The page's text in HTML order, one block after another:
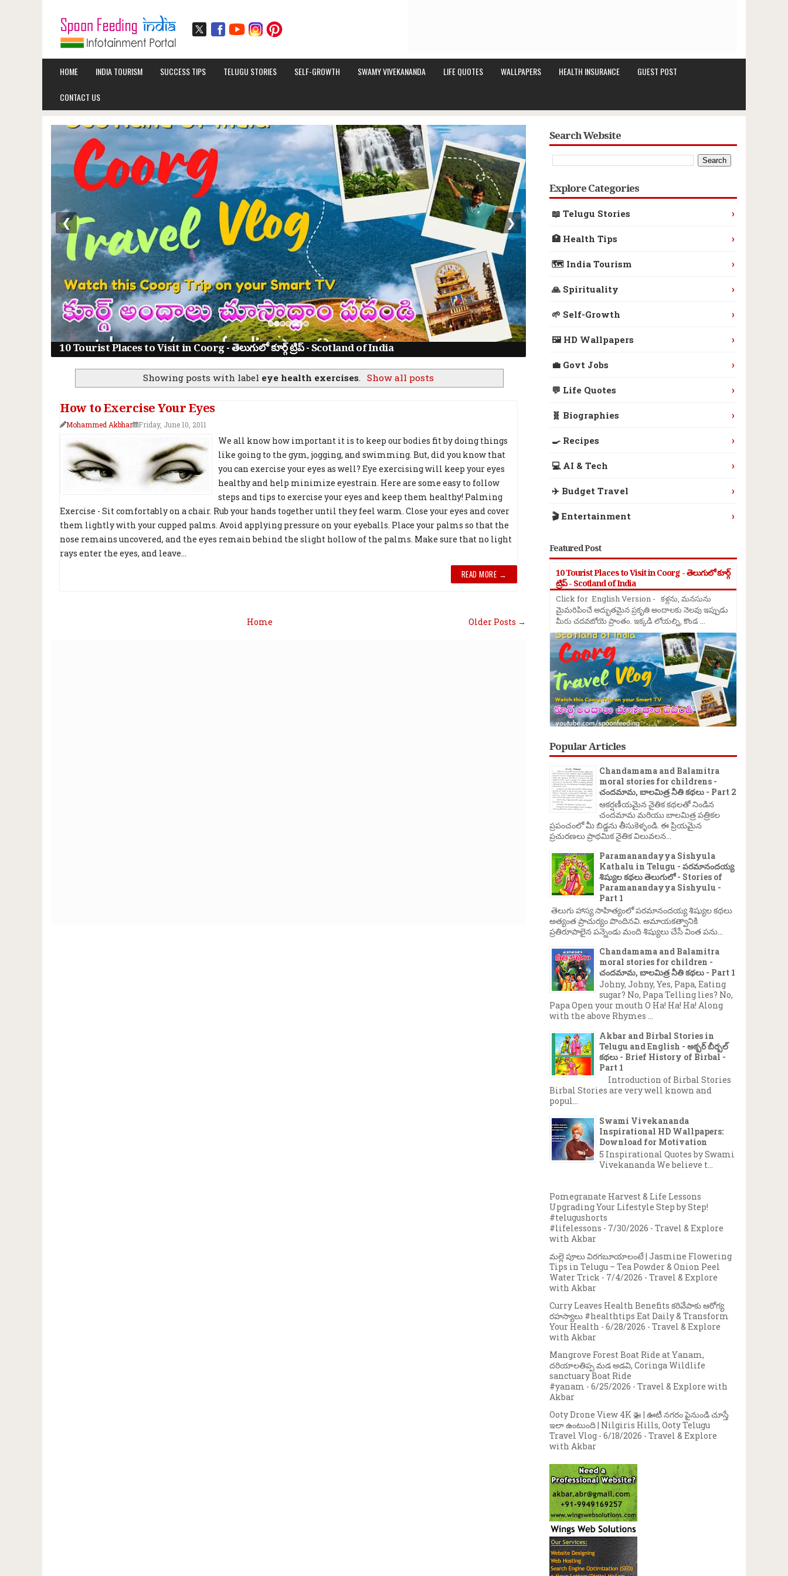
HOME INDIA TOURISM SUCCESS TIPS TELUGU STORIES SELF-GROWTH SWAMY VIVEKANANDA LIFE QUOTES WALLPAPERS HEALTH INSURANCE GUEST POST
CONTACT US
10 Tourist Places to Visit in Coorg - తెలుగులో కూర్గ్ ట్రిప్ - Scotland of India
❮ ❯
Showing posts with label eye health exercises. Show all posts
How to Exercise Your Eyes
Mohammed Akbhar Friday, June 10, 2011
We all know how important it is to keep our bodies fit by doing things
like going to the gym, jogging, and swimming. But, did you know that
you can exercise your eyes as well? Eye exercising will keep your eyes
healthy and help minimize eyestrain. Here are some easy to follow
steps and tips to exercise your eyes and keep them healthy! Palming
Exercise - Sit comfortably on a chair. Rub your hands together until they feel warm. Close your eyes and cover
them lightly with your cupped palms. Avoid applying pressure on your eyeballs. Place your palms so that the
nose remains uncovered, and the eyes remain behind the slight hollow of the palms. Make sure that no light
rays enter the eyes, and leave...
READ MORE →
Older Posts →
Home
Search Website
Explore Categories
📖 Telugu Stories ›
🏥 Health Tips ›
🗺️ India Tourism ›
🙏 Spirituality ›
🌱 Self-Growth ›
🖼️ HD Wallpapers ›
💼 Govt Jobs ›
💬 Life Quotes ›
🧬 Biographies ›
🍳 Recipes ›
💻 AI & Tech ›
✈️ Budget Travel ›
🎬 Entertainment ›
Featured Post
10 Tourist Places to Visit in Coorg - తెలుగులో కూర్గ్
ట్రిప్ - Scotland of India
Click for English Version - కళ్లను, మనసును
మైమరిపించే అద్భుతమైన ప్రకృతి అందాలకు నెలవు ఇప్పుడు
మీరు చదవబోయె ప్రాంతం. ఇక్కడి లోయల్ని, కొండ ...
Popular Articles
Chandamama and Balamitra
moral stories for childrens -
చందమామ, బాలమిత్ర నీతి కథలు - Part 2
ఆకర్షణీయమైన నైతిక కథలతో నిండిన
చందమామ మరియు బాలమిత్ర పత్రికల
ప్రపంచంలో మీ బిడ్డను తీసుకెళ్ళండి. ఈ ప్రియమైన
ప్రచురణలు ప్రాథమిక నైతిక విలువలన...
Paramanandayya Sishyula
Kathalu in Telugu - పరమానందయ్య
శిష్యుల కథలు తెలుగులో - Stories of
Paramanandayya Sishyulu -
Part 1
తెలుగు హాస్య సాహిత్యంలో పరమానందయ్య శిష్యుల కథలు
అత్యంత ప్రాచుర్యం పొందినవి. అమాయకత్వానికి
ప్రతిరూపాలైన పన్నెండు మంది శిష్యులు చేసే వింత పను...
Chandamama and Balamitra
moral stories for children -
చందమామ, బాలమిత్ర నీతి కథలు - Part 1
Johny, Johny, Yes, Papa, Eating
sugar? No, Papa Telling lies? No,
Papa Open your mouth O Ha! Ha! Ha! Along
with the above Rhymes ...
Akbar and Birbal Stories in
Telugu and English - అక్బర్ బీర్బల్
కథలు - Brief History of Birbal -
Part 1
Introduction of Birbal Stories
Birbal Stories are very well known and
popul...
Swami Vivekananda
Inspirational HD Wallpapers:
Download for Motivation
5 Inspirational Quotes by Swami
Vivekananda We believe t...
Pomegranate Harvest & Life Lessons
Upgrading Your Lifestyle Step by Step!
#telugushorts
#lifelessons - 7/30/2026 - Travel & Explore
with Akbar
మల్లె పూలు విరగబూయాలంటే | Jasmine Flowering
Tips in Telugu – Tea Powder & Onion Peel
Water Trick - 7/4/2026 - Travel & Explore
with Akbar
Curry Leaves Health Benefits కరివేపాకు ఆరోగ్య
రహస్యాలు #healthtips Eat Daily & Transform
Your Health - 6/28/2026 - Travel & Explore
with Akbar
Mangrove Forest Boat Ride at Yanam,
దరియాలతిప్ప మడ అడవి, Coringa Wildlife
sanctuary Boat Ride
#yanam - 6/25/2026 - Travel & Explore with
Akbar
Ooty Drone View 4K 🚁 | ఊటీ నగరం పైనుండి చూస్తే
ఇలా ఉంటుంది | Nilgiris Hills, Ooty Telugu
Travel Vlog - 6/18/2026 - Travel & Explore
with Akbar